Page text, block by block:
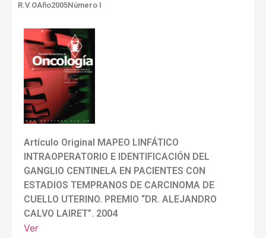
R.V.OAño2005Número I
Artículo Original MAPEO LINFÁTICO
INTRAOPERATORIO E IDENTIFICACIÓN DEL
GANGLIO CENTINELA EN PACIENTES CON
ESTADIOS TEMPRANOS DE CARCINOMA DE
CUELLO UTERINO. PREMIO “DR. ALEJANDRO
CALVO LAIRET”. 2004
Ver